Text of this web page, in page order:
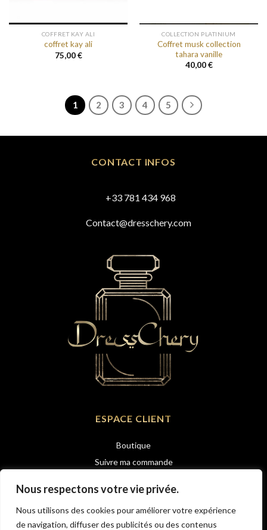
Nous respectons votre vie privée.
Nous utilisons des cookies pour améliorer votre expérience
de navigation, diffuser des publicités ou des contenus
COFFRET KAY ALI
coffret kay ali
75,00€
COLLECTION PLATINIUM
Coffret musk collection
tahara vanille
40,00€
1 2 3 4 5
CONTACT INFOS
+33 781 434 968
Contact@dresschery.com
ESPACE CLIENT
Boutique
Suivre ma commande
Politique de confidentialité
Retour et remboursement